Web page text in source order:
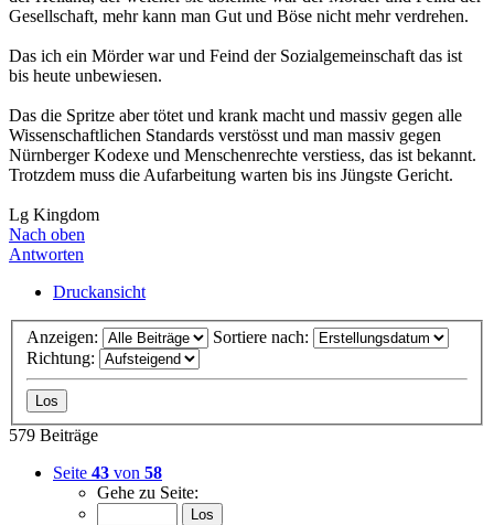
Gesellschaft, mehr kann man Gut und Böse nicht mehr verdrehen.
Das ich ein Mörder war und Feind der Sozialgemeinschaft das ist
bis heute unbewiesen.
Das die Spritze aber tötet und krank macht und massiv gegen alle
Wissenschaftlichen Standards verstösst und man massiv gegen
Nürnberger Kodexe und Menschenrechte verstiess, das ist bekannt.
Trotzdem muss die Aufarbeitung warten bis ins Jüngste Gericht.
Lg Kingdom
Nach oben
Antworten
Druckansicht
Anzeigen:
Sortiere nach:
Richtung:
579 Beiträge
Seite 43 von 58
Gehe zu Seite: